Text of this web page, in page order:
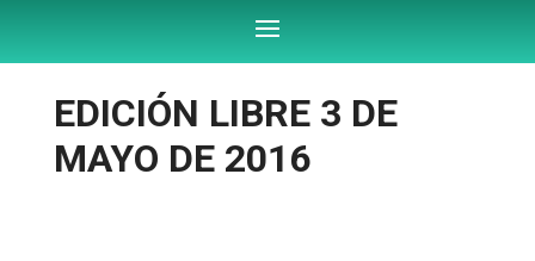
EDICIÓN LIBRE 3 DE
MAYO DE 2016